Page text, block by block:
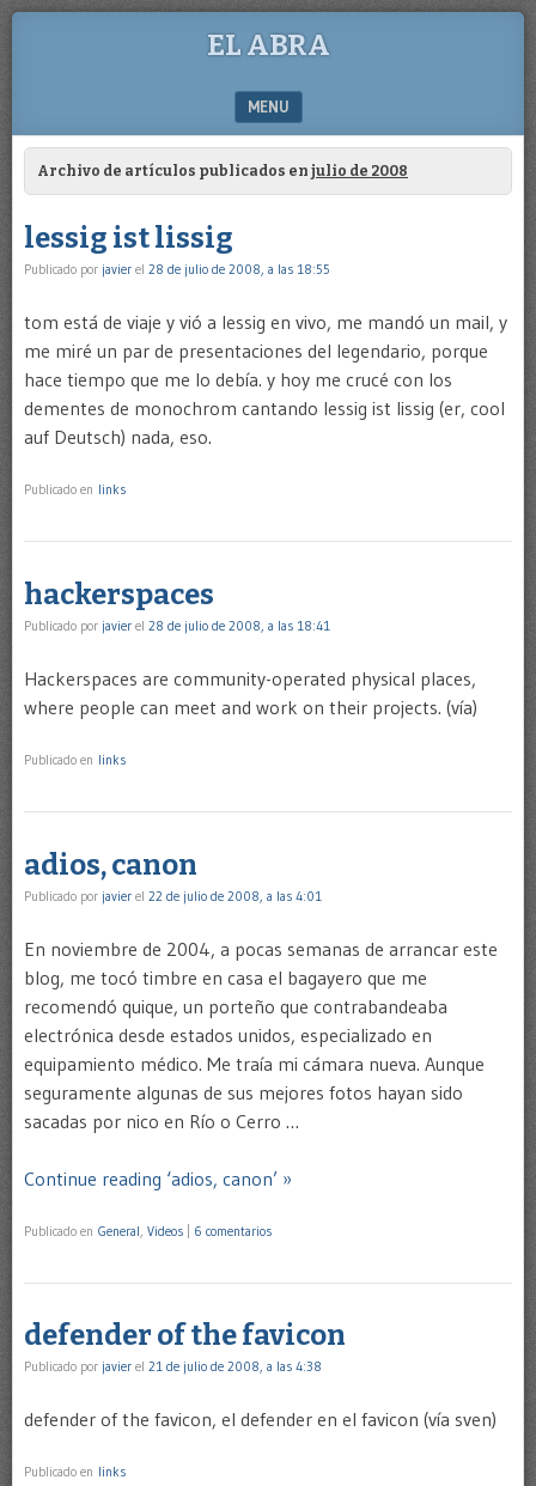
EL ABRA
MENU
SKIP TO CONTENT
Archivo de artículos publicados en julio de 2008
lessig ist lissig
Publicado por javier el 28 de julio de 2008, a las 18:55
tom está de viaje y vió a lessig en vivo, me mandó un mail, y
me miré un par de presentaciones del legendario, porque
hace tiempo que me lo debía. y hoy me crucé con los
dementes de monochrom cantando lessig ist lissig (er, cool
auf Deutsch) nada, eso.
Publicado en links
hackerspaces
Publicado por javier el 28 de julio de 2008, a las 18:41
Hackerspaces are community-operated physical places,
where people can meet and work on their projects. (vía)
Publicado en links
adios, canon
Publicado por javier el 22 de julio de 2008, a las 4:01
En noviembre de 2004, a pocas semanas de arrancar este
blog, me tocó timbre en casa el bagayero que me
recomendó quique, un porteño que contrabandeaba
electrónica desde estados unidos, especializado en
equipamiento médico. Me traía mi cámara nueva. Aunque
seguramente algunas de sus mejores fotos hayan sido
sacadas por nico en Río o Cerro …
Continue reading ‘adios, canon’ »
Publicado en General Videos 6 comentarios
defender of the favicon
Publicado por javier el 21 de julio de 2008, a las 4:38
defender of the favicon, el defender en el favicon (vía sven)
Publicado en links